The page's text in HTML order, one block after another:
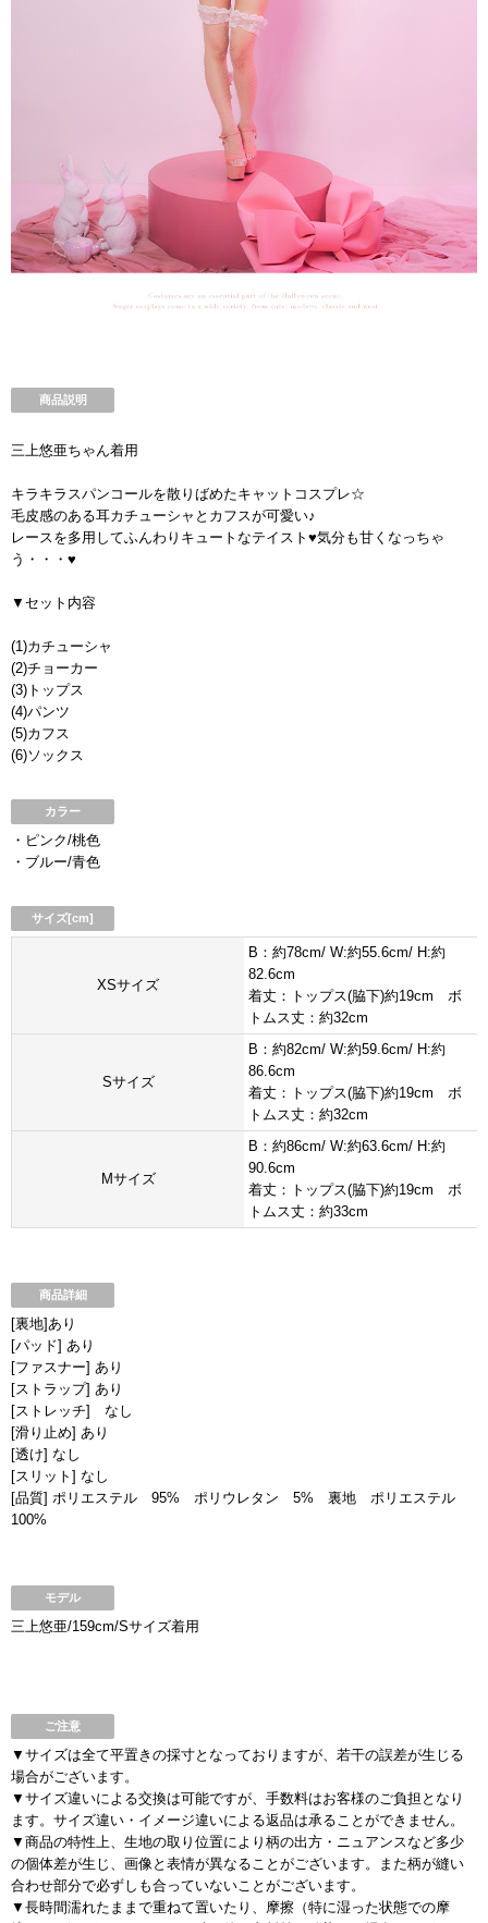
商品説明
三上悠亜ちゃん着用
キラキラスパンコールを散りばめたキャットコスプレ☆
毛皮感のある耳カチューシャとカフスが可愛い♪
レースを多用してふんわりキュートなテイスト♥気分も甘くなっちゃ
う・・・♥
▼セット内容
(1)カチューシャ
(2)チョーカー
(3)トップス
(4)パンツ
(5)カフス
(6)ソックス
カラー
・ピンク/桃色
・ブルー/青色
サイズ[cm]
XSサイズ
B：約78cm/ W:約55.6cm/ H:約
82.6cm
着丈：トップス(脇下)約19cm ボ
トムス丈：約32cm
Sサイズ
B：約82cm/ W:約59.6cm/ H:約
86.6cm
着丈：トップス(脇下)約19cm ボ
トムス丈：約32cm
Mサイズ
B：約86cm/ W:約63.6cm/ H:約
90.6cm
着丈：トップス(脇下)約19cm ボ
トムス丈：約33cm
商品詳細
[裏地]あり
[パッド] あり
[ファスナー] あり
[ストラップ] あり
[ストレッチ] なし
[滑り止め] あり
[透け] なし
[スリット] なし
[品質] ポリエステル 95% ポリウレタン 5% 裏地 ポリエステル
100%
モデル
三上悠亜/159cm/Sサイズ着用
ご注意
▼サイズは全て平置きの採寸となっておりますが、若干の誤差が生じる
場合がございます。
▼サイズ違いによる交換は可能ですが、手数料はお客様のご負担となり
ます。サイズ違い・イメージ違いによる返品は承ることができません。
▼商品の特性上、生地の取り位置により柄の出方・ニュアンスなど多少
の個体差が生じ、画像と表情が異なることがございます。また柄が縫い
合わせ部分で必ずしも合っていないことがございます。
▼長時間濡れたままで重ねて置いたり、摩擦（特に湿った状態での摩